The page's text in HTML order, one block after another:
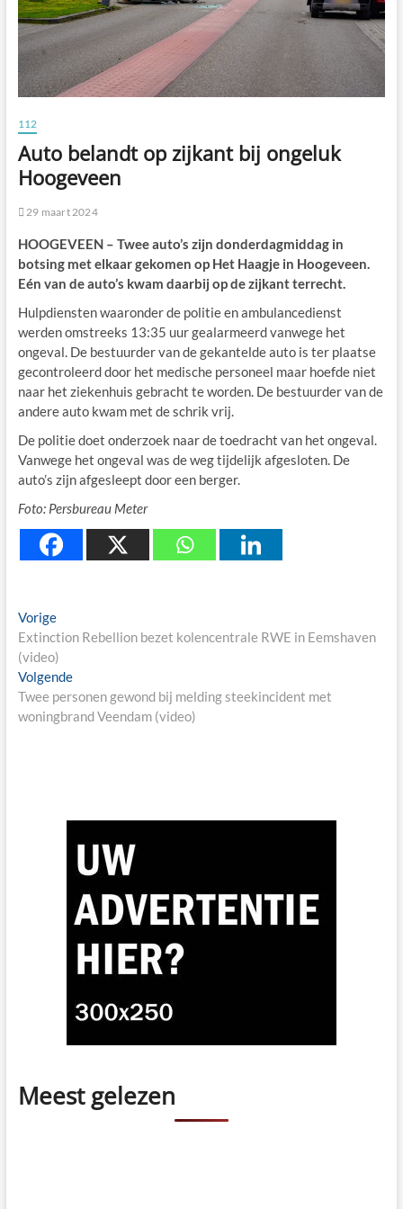
112
Auto belandt op zijkant bij ongeluk
Hoogeveen
29 maart 2024
HOOGEVEEN – Twee auto’s zijn donderdagmiddag in
botsing met elkaar gekomen op Het Haagje in Hoogeveen.
Eén van de auto’s kwam daarbij op de zijkant terrecht.
Hulpdiensten waaronder de politie en ambulancedienst
werden omstreeks 13:35 uur gealarmeerd vanwege het
ongeval. De bestuurder van de gekantelde auto is ter plaatse
gecontroleerd door het medische personeel maar hoefde niet
naar het ziekenhuis gebracht te worden. De bestuurder van de
andere auto kwam met de schrik vrij.
De politie doet onderzoek naar de toedracht van het ongeval.
Vanwege het ongeval was de weg tijdelijk afgesloten. De
auto’s zijn afgesleept door een berger.
Foto: Persbureau Meter
Berichtnavigatie
VorigePrevious
post:
Extinction Rebellion bezet kolencentrale RWE in Eemshaven
(video)
VolgendeNext
post:
Twee personen gewond bij melding steekincident met
woningbrand Veendam (video)
Meest gelezen